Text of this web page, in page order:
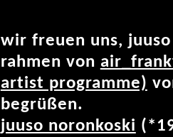
wir freuen uns,
rahmen von
artist programme)
begrüßen.
juuso noronkoski